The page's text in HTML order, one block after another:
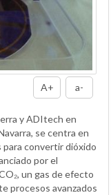
A+ a-
y ADItech en
se centra en
convertir dióxido
por el
un gas de efecto
procesos avanzados